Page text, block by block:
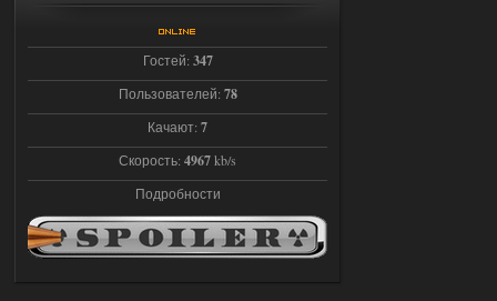
Объединенный Пак 2 + OGSR +
STCoP WP 3.4
Stalker-Mods-Clan-su
Ответить ➤
03.08.2026
Гостей: 347
Пользователей: 78
Качают: 7
Скорость: 4967kb/s
Подробности